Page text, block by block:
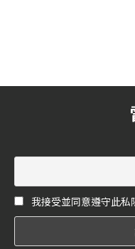
件品牌 Valextra 經典
銳的洞察力，締造始終
我接受並同意遵守此私